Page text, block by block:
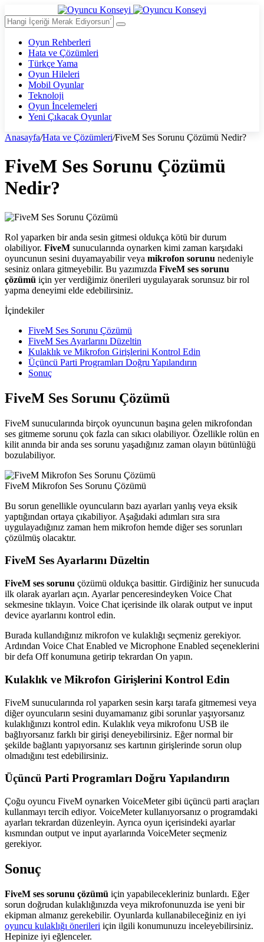
Oyun Rehberleri
Hata ve Çözümleri
Türkçe Yama
Oyun Hileleri
Mobil Oyunlar
Teknoloji
Oyun İncelemeleri
Yeni Çıkacak Oyunlar
Anasayfa/Hata ve Çözümleri/FiveM Ses Sorunu Çözümü Nedir?
FiveM Ses Sorunu Çözümü
Nedir?
Rol yaparken bir anda sesin gitmesi oldukça kötü bir durum
olabiliyor. FiveM sunucularında oynarken kimi zaman karşıdaki
oyuncunun sesini duyamayabilir veya mikrofon sorunu nedeniyle
sesiniz onlara gitmeyebilir. Bu yazımızda FiveM ses sorunu
çözümü için yer verdiğimiz önerileri uygulayarak sorunsuz bir rol
yapma deneyimi elde edebilirsiniz.
İçindekiler
FiveM Ses Sorunu Çözümü
FiveM Ses Ayarlarını Düzeltin
Kulaklık ve Mikrofon Girişlerini Kontrol Edin
Üçüncü Parti Programları Doğru Yapılandırın
Sonuç
FiveM Ses Sorunu Çözümü
FiveM sunucularında birçok oyuncunun başına gelen mikrofondan
ses gitmeme sorunu çok fazla can sıkıcı olabiliyor. Özellikle rolün en
kilit anında bir anda ses sorunu yaşadığınız zaman olayın bütünlüğü
bozulabiliyor.
FiveM Mikrofon Ses Sorunu Çözümü
Bu sorun genellikle oyuncuların bazı ayarları yanlış veya eksik
yaptığından ortaya çıkabiliyor. Aşağıdaki adımları sıra sıra
uygulayadığınız zaman hem mikrofon hemde diğer ses sorunları
çözülmüş olacaktır.
FiveM Ses Ayarlarını Düzeltin
FiveM ses sorunu çözümü oldukça basittir. Girdiğiniz her sunucuda
ilk olarak ayarları açın. Ayarlar penceresindeyken Voice Chat
sekmesine tıklayın. Voice Chat içerisinde ilk olarak output ve input
device ayarlarını kontrol edin.
Burada kullandığınız mikrofon ve kulaklığı seçmeniz gerekiyor.
Ardından Voice Chat Enabled ve Microphone Enabled seçeneklerini
bir defa Off konumuna getirip tekrardan On yapın.
Kulaklık ve Mikrofon Girişlerini Kontrol Edin
FiveM sunucularında rol yaparken sesin karşı tarafa gitmemesi veya
diğer oyuncuların sesini duyamamanız gibi sorunlar yaşıyorsanız
kulaklığınızı kontrol edin. Kulaklık veya mikrofonu USB ile
bağlıyorsanız farklı bir girişi deneyebilirsiniz. Eğer normal bir
şekilde bağlantı yapıyorsanız ses kartının girişlerinde sorun olup
olmadığını test edebilirsiniz.
Üçüncü Parti Programları Doğru Yapılandırın
Çoğu oyuncu FiveM oynarken VoiceMeter gibi üçüncü parti araçları
kullanmayı tercih ediyor. VoiceMeter kullanıyorsanız o programdaki
ayarları tekrardan düzenleyin. Ayrıca oyun içerisindeki ayarlar
kısmından output ve input ayarlarında VoiceMeter seçmeniz
gerekiyor.
Sonuç
FiveM ses sorunu çözümü için yapabilecekleriniz bunlardı. Eğer
sorun doğrudan kulaklığınızda veya mikrofonunuzda ise yeni bir
ekipman almanız gerekebilir. Oyunlarda kullanabileceğiniz en iyi
oyuncu kulaklığı önerileri için ilgili konumunuzu inceleyebilirsiniz.
Hepinize iyi eğlenceler.